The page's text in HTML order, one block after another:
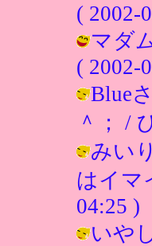
( 2002-
マダ
( 2002-
Blue
＾； /
みい
はイマ
04:25 )
いや